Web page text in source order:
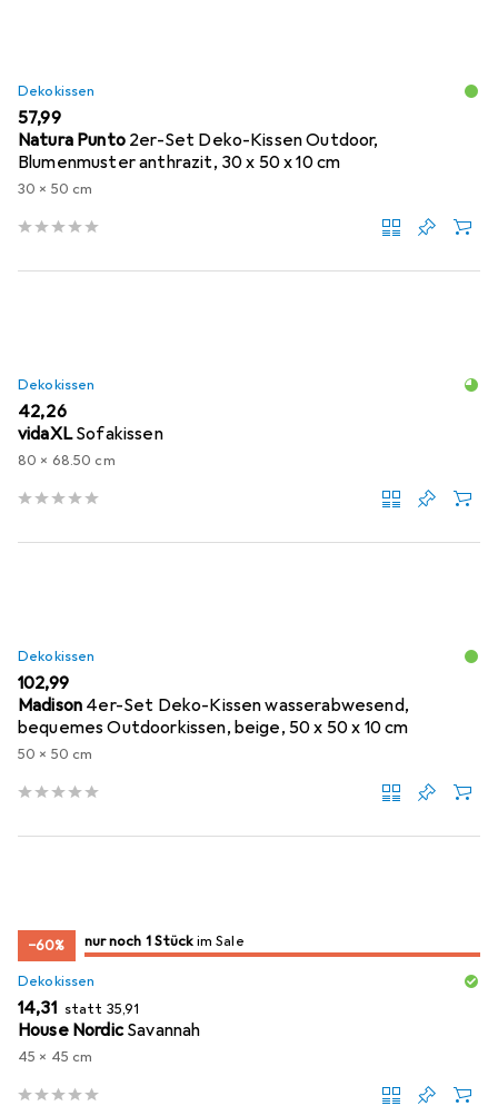
Dekokissen
EUR
57,99
Natura Punto 2er-Set Deko-Kissen Outdoor,
Blumenmuster anthrazit, 30 x 50 x 10 cm
30 x 50 cm
Dekokissen
EUR
42,26
vidaXL Sofakissen
80 x 68.50 cm
Dekokissen
EUR
102,99
Madison 4er-Set Deko-Kissen wasserabwesend,
bequemes Outdoorkissen, beige, 50 x 50 x 10 cm
50 x 50 cm
−60% noch 1 Stückim Sale
nur noch 1 Stück im Sale
Dekokissen
EUR
14,31 statt EUR
35,91
House Nordic Savannah
45 x 45 cm